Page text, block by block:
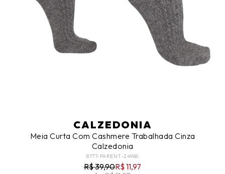
CALZEDONIA
Meia Curta Com Cashmere Trabalhada Cinza
Calzedonia
8777-PARENT-24986
R$ 39,90R$ 11,97